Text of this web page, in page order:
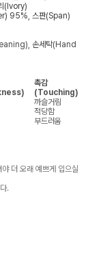
(Ivory)
95%, 스판(Span)
손세탁(Hand
촉감
(Touching)
까슬거림
적당함
부드러움
더 오래 예쁘게 입으실
.